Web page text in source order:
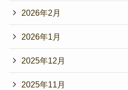
2026年2月
2026年1月
2025年12月
2025年11月